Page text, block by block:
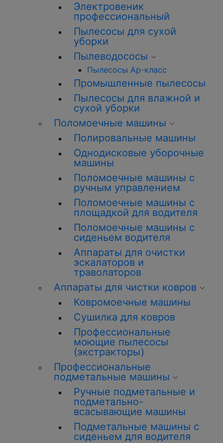
Электровеник
профессиональный
Пылесосы для сухой
уборки
Пылеводососы
Пылесосы Ар-класс
Промышленные пылесосы
Пылесосы для влажной и
сухой уборки
Поломоечные машины
Полировальные машины
Однодисковые уборочные
машины
Поломоечные машины с
ручным управлением
Поломоечные машины с
площадкой для водителя
Поломоечные машины с
сиденьем водителя
Аппараты для очистки
эскалаторов и
траволаторов
Аппараты для чистки ковров
Ковромоечные машины
Сушилка для ковров
Профессиональные
моющие пылесосы
(экстракторы)
Профессиональные
подметальные машины
Ручные подметальные и
подметально-
всасывающие машины
Подметальные машины с
сиденьем для водителя